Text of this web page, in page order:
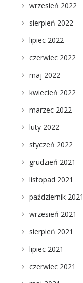
wrzesień 2022
sierpień 2022
lipiec 2022
czerwiec 2022
maj 2022
kwiecień 2022
marzec 2022
luty 2022
styczeń 2022
grudzień 2021
listopad 2021
październik 2021
wrzesień 2021
sierpień 2021
lipiec 2021
czerwiec 2021